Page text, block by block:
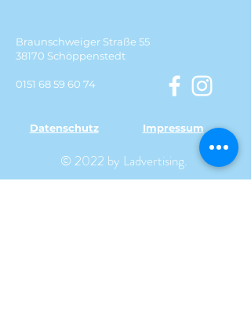
Braunschweiger Straße 55
38170 Schöppenstedt
0151 68 59 60 74
Datenschutz Impressum
© 2022 by Ladvertising.